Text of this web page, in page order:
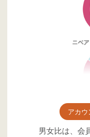
アカウ
男女比は、会